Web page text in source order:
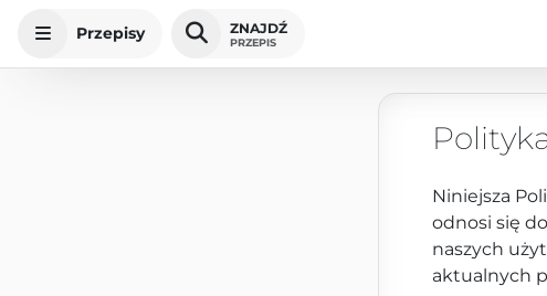
Przepisy ZNAJDŹ
PRZEPIS
Niniejsza
odnosi się
naszych
aktualnych